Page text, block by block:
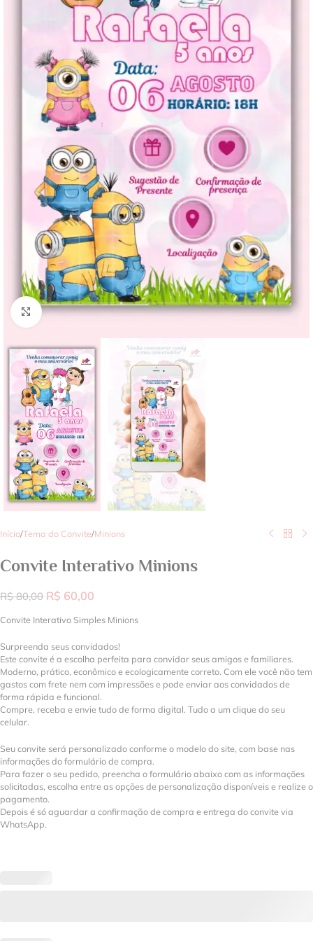
Clique para ampliar
Início/Tema do Convite/Minions
Convite Interativo Minions
R$80,00 R$ 60,00
Convite Interativo Simples Minions
Surpreenda seus convidados!
Este convite é a escolha perfeita para convidar seus amigos e familiares.
Moderno, prático, econômico e ecologicamente correto. Com ele você não tem
gastos com frete nem com impressões e pode enviar aos convidados de
forma rápida e funcional.
Compre, receba e envie tudo de forma digital. Tudo a um clique do seu
celular.
Seu convite será personalizado conforme o modelo do site, com base nas
informações do formulário de compra.
Para fazer o seu pedido, preencha o formulário abaixo com as informações
solicitadas, escolha entre as opções de personalização disponíveis e realize o
pagamento.
Depois é só aguardar a confirmação de compra e entrega do convite via
WhatsApp.